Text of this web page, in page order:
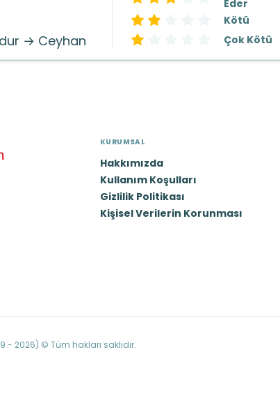
→ Ceyhan
Eder
Kötü
Çok Kötü
KURUMSAL
Hakkımızda
Kullanım Koşulları
Gizlilik Politikası
Kişisel Verilerin Korunması
- 2026) © Tüm hakları saklıdır.